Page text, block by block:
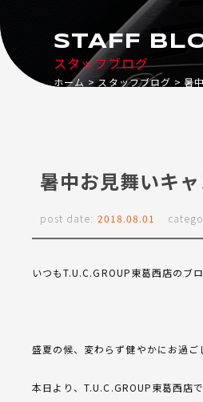
スタッフブログ
STAFF
ホーム スタッフブログ 暑
暑中お見舞いキ
post date: 2018.08.01
いつもT.U.C.GROUP東葛西店のブ
盛夏の候、変わらず健やかにお過ご
本日より、T.U.C.GROUP東葛西店